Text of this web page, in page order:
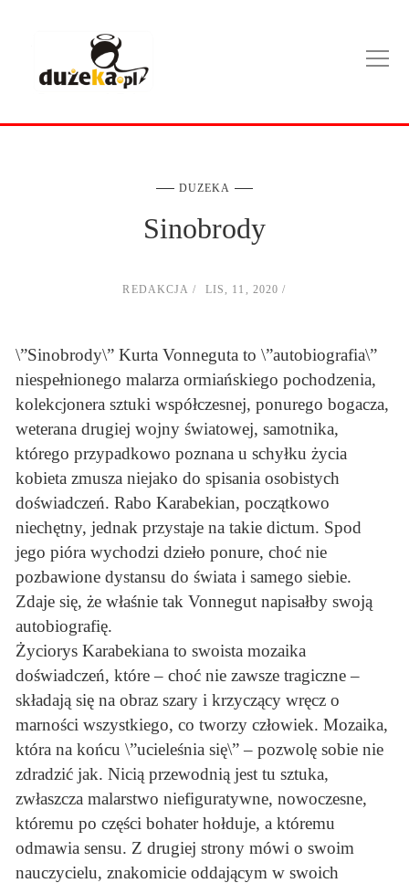
DUZEKA
Sinobrody
REDAKCJA LIS, 11, 2020
\”Sinobrody\” Kurta Vonneguta to \”autobiografia\”
niespełnionego malarza ormiańskiego pochodzenia,
kolekcjonera sztuki współczesnej, ponurego bogacza,
weterana drugiej wojny światowej, samotnika,
którego przypadkowo poznana u schyłku życia
kobieta zmusza niejako do spisania osobistych
doświadczeń. Rabo Karabekian, początkowo
niechętny, jednak przystaje na takie dictum. Spod
jego pióra wychodzi dzieło ponure, choć nie
pozbawione dystansu do świata i samego siebie.
Zdaje się, że właśnie tak Vonnegut napisałby swoją
autobiografię.
Życiorys Karabekiana to swoista mozaika
doświadczeń, które – choć nie zawsze tragiczne –
składają się na obraz szary i krzyczący wręcz o
marności wszystkiego, co tworzy człowiek. Mozaika,
która na końcu \”ucieleśnia się\” – pozwolę sobie nie
zdradzić jak. Nicią przewodnią jest tu sztuka,
zwłaszcza malarstwo niefiguratywne, nowoczesne,
któremu po części bohater hołduje, a któremu
odmawia sensu. Z drugiej strony mówi o swoim
nauczycielu, znakomicie oddającym w swoich